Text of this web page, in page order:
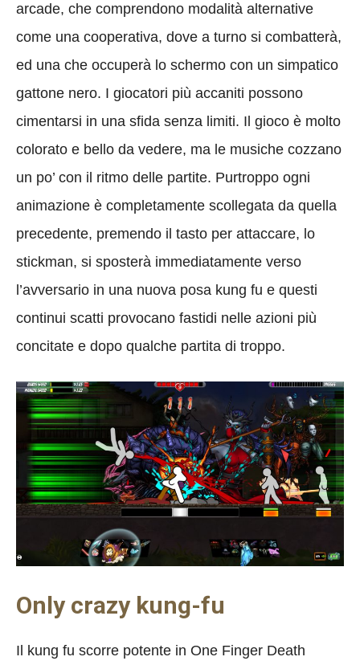
arcade, che comprendono modalità alternative
come una cooperativa, dove a turno si combatterà,
ed una che occuperà lo schermo con un simpatico
gattone nero. I giocatori più accaniti possono
cimentarsi in una sfida senza limiti. Il gioco è molto
colorato e bello da vedere, ma le musiche cozzano
un po’ con il ritmo delle partite. Purtroppo ogni
animazione è completamente scollegata da quella
precedente, premendo il tasto per attaccare, lo
stickman, si sposterà immediatamente verso
l’avversario in una nuova posa kung fu e questi
continui scatti provocano fastidi nelle azioni più
concitate e dopo qualche partita di troppo.
Only crazy kung-fu
Il kung fu scorre potente in One Finger Death